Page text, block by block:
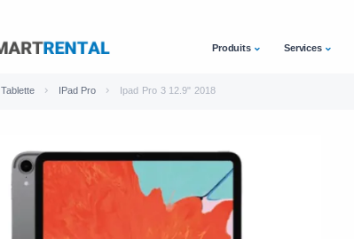
Produits Services
Tablette IPad Pro Ipad Pro 3 12.9" 2018